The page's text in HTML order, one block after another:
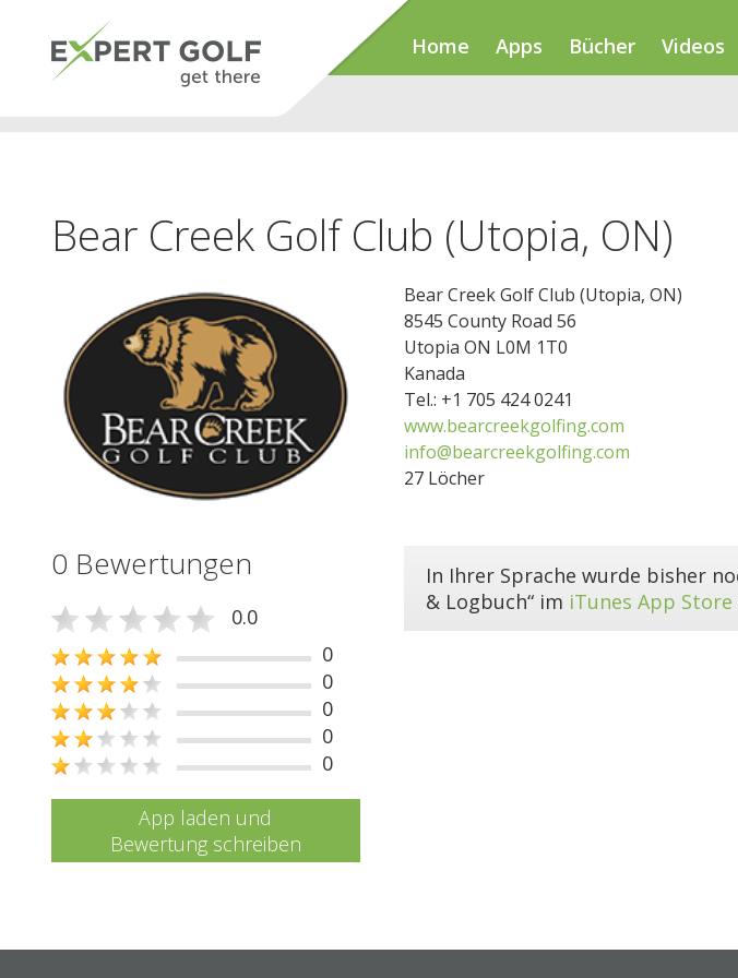
Home Apps Bücher Videos
Bear Creek Golf Club (Utopia, ON)
Bear Creek Golf Club (Utopia, ON)
8545 County Road 56
Utopia ON L0M 1T0
Kanada
Tel.: +1 705 424 0241
www.bearcreekgolfing.com
info@bearcreekgolfing.com
27 Löcher
0 Bewertungen
0.0
0
0
0
0
0
App laden und
Bewertung schreiben
In Ihrer Sprache wurde bisher
& Logbuch“ im iTunes App Store